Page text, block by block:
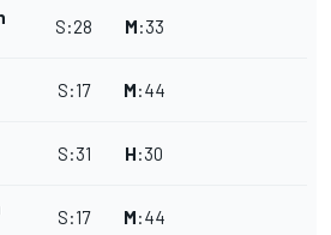
S:28 M:33
S:17 M:44
S:31 H:30
S:17 M:44